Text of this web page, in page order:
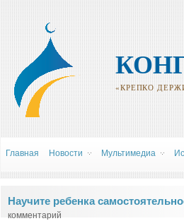
«КРЕПКО
Главная Новости Мультимедиа
Вы здесь
Научите ребенка
комментарий